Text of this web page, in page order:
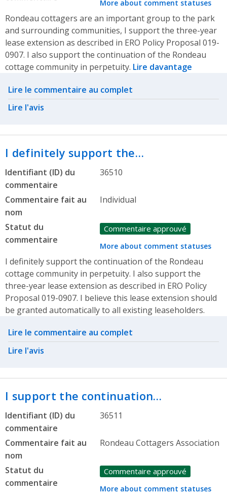
More about comment statuses
Rondeau cottagers are an important group to the park
and surrounding communities, I support the three-year
lease extension as described in ERO Policy Proposal 019-
0907. I also support the continuation of the Rondeau
cottage community in perpetuity. Lire davantage
Related actions
Lire le commentaire au complet
Lire l'avis
I definitely support the…
Identifiant (ID) du
commentaire
36510
Commentaire fait au
nom
Individual
Statut du
commentaire
Commentaire approuvé
More about comment statuses
I definitely support the continuation of the Rondeau
cottage community in perpetuity. I also support the
three-year lease extension as described in ERO Policy
Proposal 019-0907. I believe this lease extension should
be granted automatically to all existing leaseholders.
Related actions
Lire le commentaire au complet
Lire l'avis
I support the continuation…
Identifiant (ID) du
commentaire
36511
Commentaire fait au
nom
Rondeau Cottagers Association
Statut du
commentaire
Commentaire approuvé
More about comment statuses